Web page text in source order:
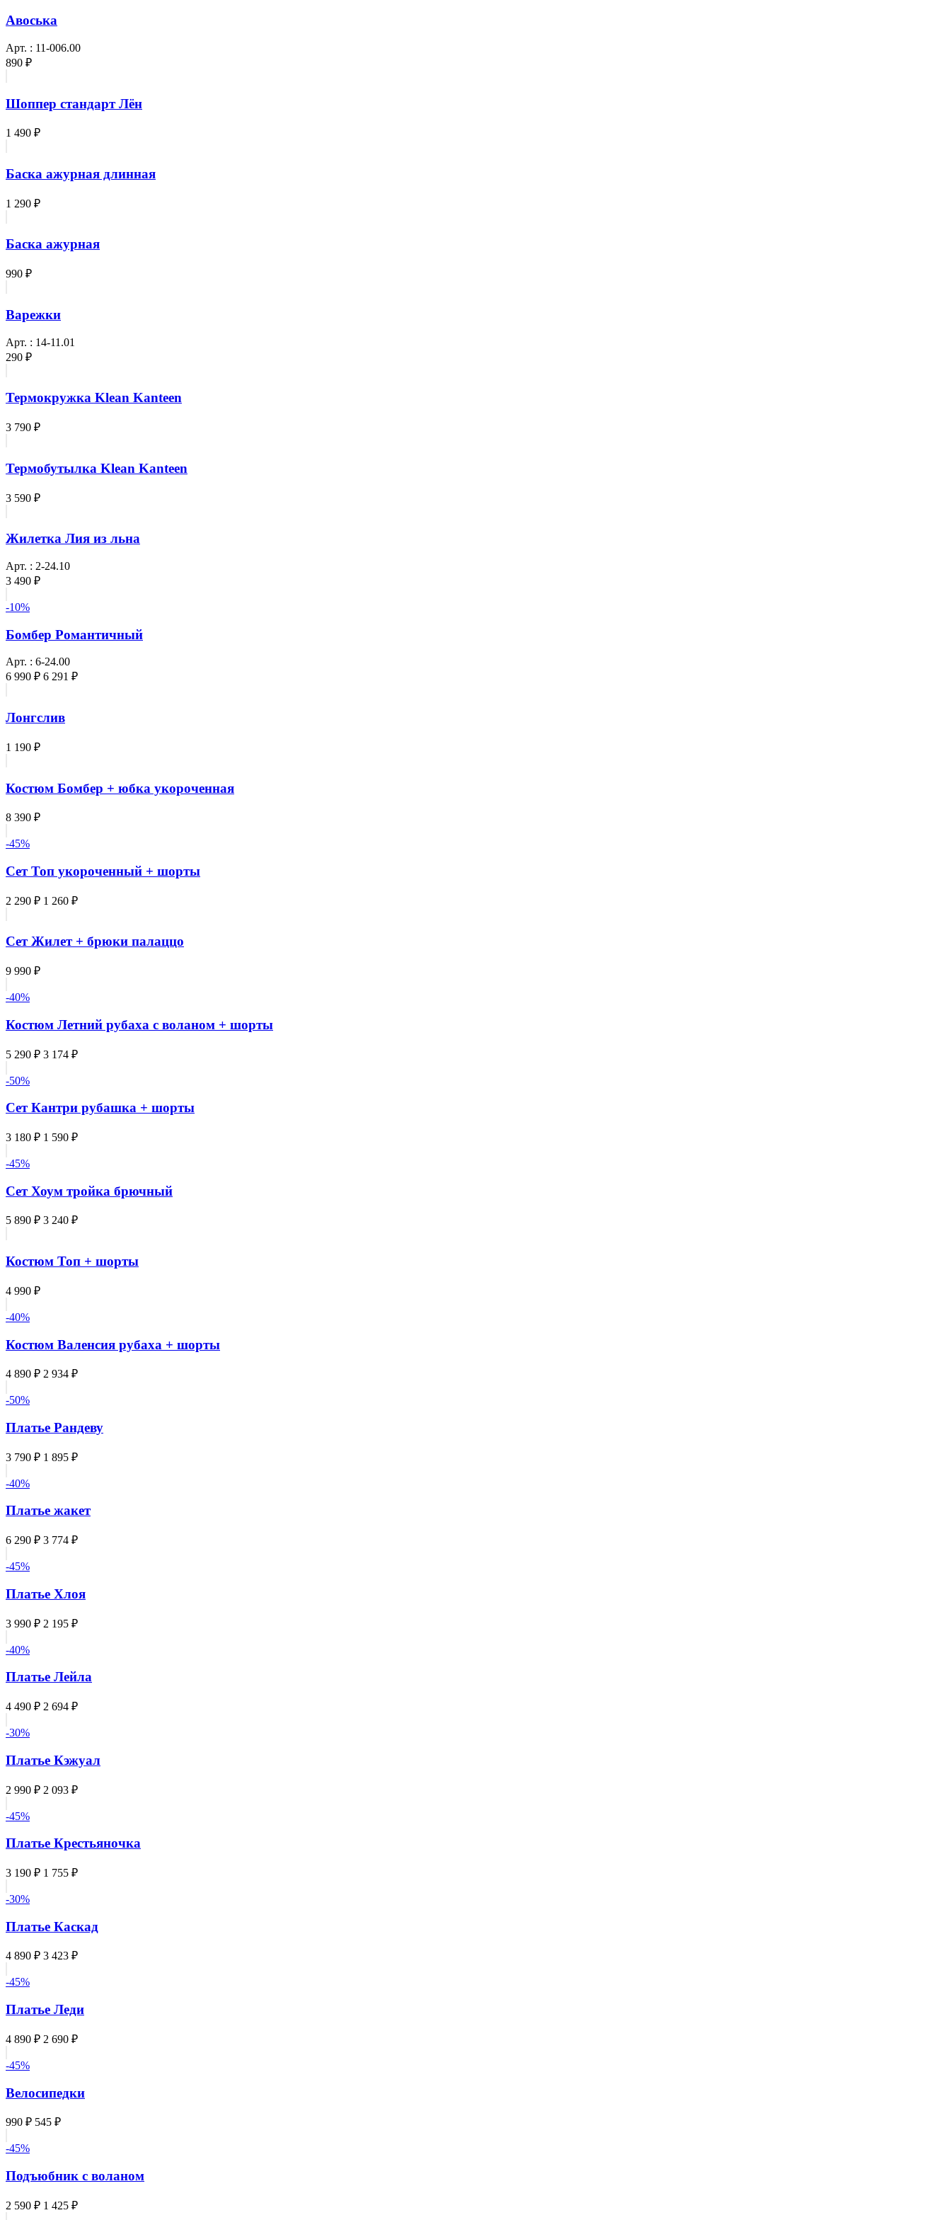
Авоська
Арт. : 11-006.00
890 ₽
Шоппер стандарт Лён
1 490 ₽
Баска ажурная длинная
1 290 ₽
Баска ажурная
990 ₽
Варежки
Арт. : 14-11.01
290 ₽
Термокружка Klean Kanteen
3 790 ₽
Термобутылка Klean Kanteen
3 590 ₽
Жилетка Лия из льна
Арт. : 2-24.10
3 490 ₽
-10%
Бомбер Романтичный
Арт. : 6-24.00
6 990 ₽ 6 291 ₽
Лонгслив
1 190 ₽
Костюм Бомбер + юбка укороченная
8 390 ₽
-45%
Сет Топ укороченный + шорты
2 290 ₽ 1 260 ₽
Сет Жилет + брюки палаццо
9 990 ₽
-40%
Костюм Летний рубаха с воланом + шорты
5 290 ₽ 3 174 ₽
-50%
Сет Кантри рубашка + шорты
3 180 ₽ 1 590 ₽
-45%
Сет Хоум тройка брючный
5 890 ₽ 3 240 ₽
Костюм Топ + шорты
4 990 ₽
-40%
Костюм Валенсия рубаха + шорты
4 890 ₽ 2 934 ₽
-50%
Платье Рандеву
3 790 ₽ 1 895 ₽
-40%
Платье жакет
6 290 ₽ 3 774 ₽
-45%
Платье Хлоя
3 990 ₽ 2 195 ₽
-40%
Платье Лейла
4 490 ₽ 2 694 ₽
-30%
Платье Кэжуал
2 990 ₽ 2 093 ₽
-45%
Платье Крестьяночка
3 190 ₽ 1 755 ₽
-30%
Платье Каскад
4 890 ₽ 3 423 ₽
-45%
Платье Леди
4 890 ₽ 2 690 ₽
-45%
Велосипедки
990 ₽ 545 ₽
-45%
Подъюбник с воланом
2 590 ₽ 1 425 ₽